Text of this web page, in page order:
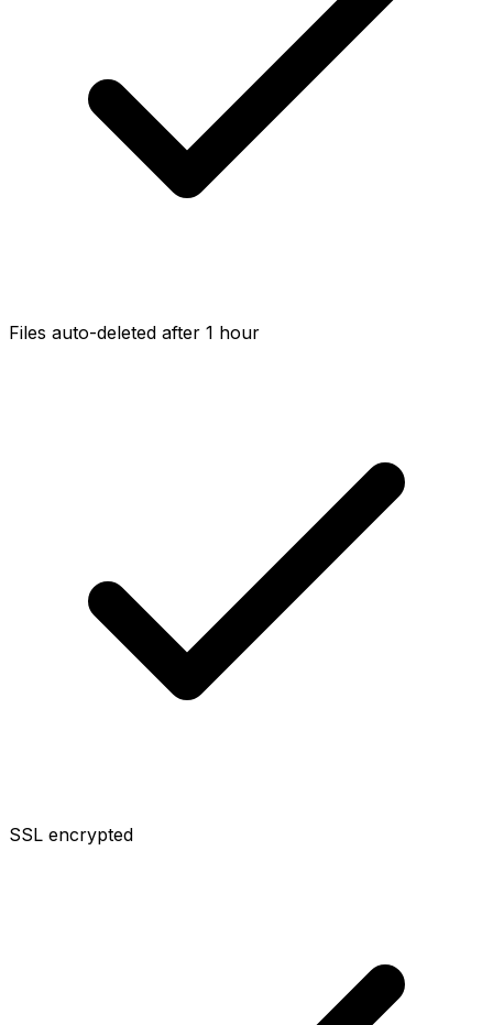
Files auto-deleted after 1 hour
SSL encrypted